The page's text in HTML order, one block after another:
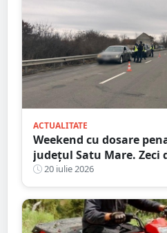
ACTUALITATE
Weekend cu dosare
județul Satu Mare. Zeci
permise
20 iulie 2026